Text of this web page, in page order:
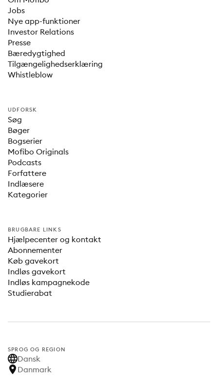
Jobs
Nye app-funktioner
Investor Relations
Presse
Bæredygtighed
Tilgængelighedserklæring
Whistleblow
UDFORSK
Søg
Bøger
Bogserier
Mofibo Originals
Podcasts
Forfattere
Indlæsere
Kategorier
BRUGBARE LINKS
Hjælpecenter og kontakt
Abonnementer
Køb gavekort
Indløs gavekort
Indløs kampagnekode
Studierabat
SPROG OG REGION
Dansk
Danmark